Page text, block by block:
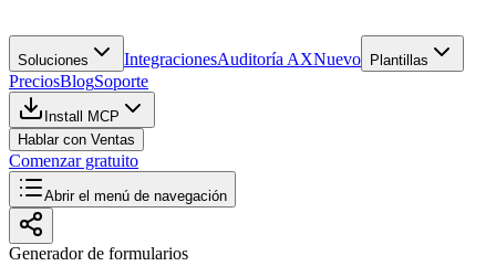
Soluciones IntegracionesAuditoría AXNuevo Plantillas
PreciosBlogSoporte
Install MCP
Hablar con Ventas
Comenzar gratuito
Abrir el menú de navegación
Generador de formularios